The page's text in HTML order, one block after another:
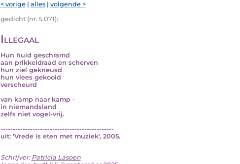
< vorige| alles| volgende >
gedicht (nr. 5.071):
Illegaal
Hun huid geschramd
aan prikkeldraad en scherven
hun ziel gekneusd
hun vlees gekooid
verscheurd
van kamp naar kamp -
in niemandsland
zelfs niet vogel-vrij.
----------------------------------------------
uit: 'Vrede is eten met muziek', 2005.
Schrijver: Patricia Lasoen